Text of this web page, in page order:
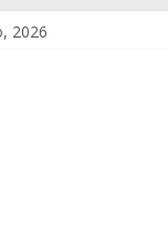
2026